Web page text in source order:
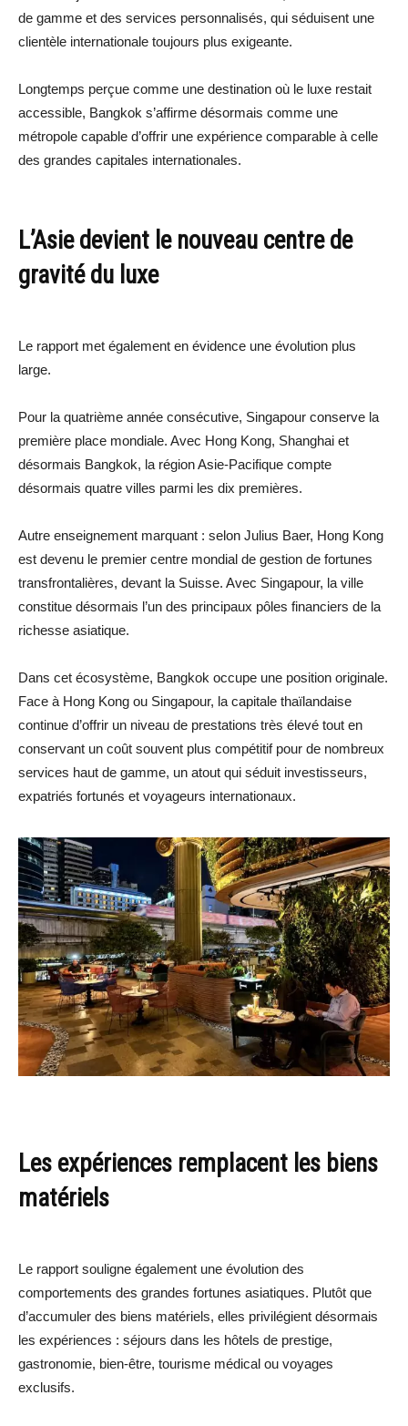
de gamme et des services personnalisés, qui séduisent une
clientèle internationale toujours plus exigeante.
Longtemps perçue comme une destination où le luxe restait
accessible, Bangkok s’affirme désormais comme une
métropole capable d’offrir une expérience comparable à celle
des grandes capitales internationales.
L’Asie devient le nouveau centre de
gravité du luxe
Le rapport met également en évidence une évolution plus
large.
Pour la quatrième année consécutive, Singapour conserve la
première place mondiale. Avec Hong Kong, Shanghai et
désormais Bangkok, la région Asie-Pacifique compte
désormais quatre villes parmi les dix premières.
Autre enseignement marquant : selon Julius Baer, Hong Kong
est devenu le premier centre mondial de gestion de fortunes
transfrontalières, devant la Suisse. Avec Singapour, la ville
constitue désormais l’un des principaux pôles financiers de la
richesse asiatique.
Dans cet écosystème, Bangkok occupe une position originale.
Face à Hong Kong ou Singapour, la capitale thaïlandaise
continue d’offrir un niveau de prestations très élevé tout en
conservant un coût souvent plus compétitif pour de nombreux
services haut de gamme, un atout qui séduit investisseurs,
expatriés fortunés et voyageurs internationaux.
Les expériences remplacent les biens
matériels
Le rapport souligne également une évolution des
comportements des grandes fortunes asiatiques. Plutôt que
d’accumuler des biens matériels, elles privilégient désormais
les expériences : séjours dans les hôtels de prestige,
gastronomie, bien-être, tourisme médical ou voyages
exclusifs.